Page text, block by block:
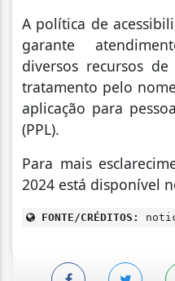
A política de
garante
diversos recursos
tratamento pelo
aplicação para
(PPL).
Para mais
2024 está disponível
FONTE/CRÉDITOS: